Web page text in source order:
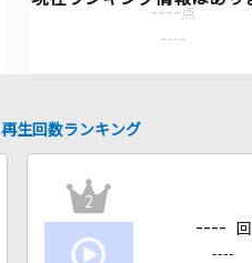
---- 点
----
再生回数ランキング
2
---- 回
----